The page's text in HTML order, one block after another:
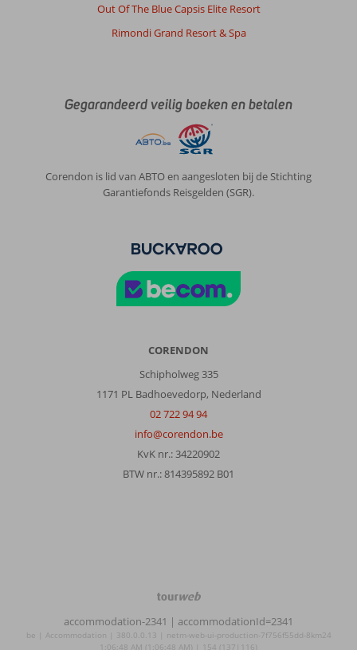
Out Of The Blue Capsis Elite Resort
Rimondi Grand Resort & Spa
Gegarandeerd veilig boeken en betalen
Corendon is lid van ABTO en aangesloten bij de Stichting
Garantiefonds Reisgelden (SGR).
CORENDON
Schipholweg 335
1171 PL Badhoevedorp, Nederland
02 722 94 94
info@corendon.be
KvK nr.: 34220902
BTW nr.: 814395892 B01
TourWeb
NetMatch
accommodation-2341 | accommodationId=2341
be | Accommodation | 380.0.0.13 | netm-web-ui-production-7f756f55dd-8km24
1:06:48 AM (1:06:48 AM) | 154 (137|116)